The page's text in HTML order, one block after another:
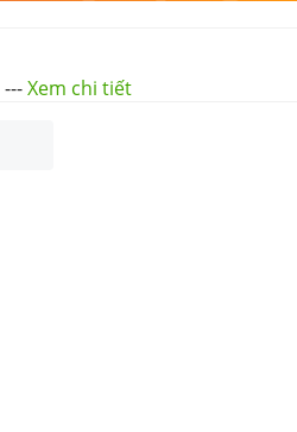
---Xem chi tiết